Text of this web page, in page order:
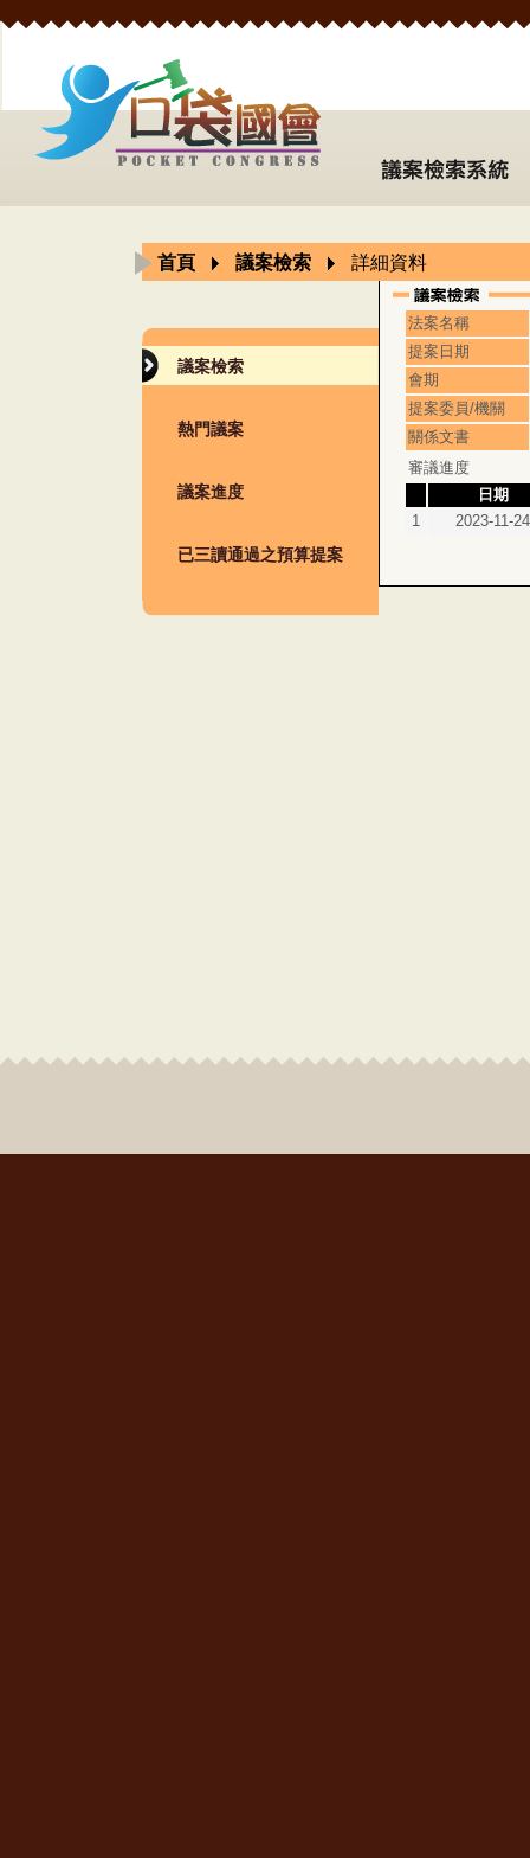
首頁 議案檢索 詳細資料
議案檢索
熱門議案
議案進度
已三讀通過之預算提案
法案名稱
提案日期
會期
提案委員/機關
關係文書
審議進度
日期
1
2023-11-24